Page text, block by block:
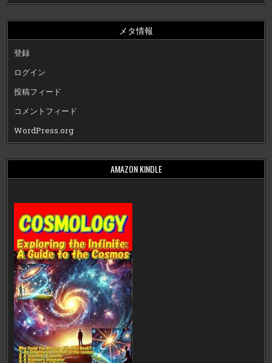
メタ情報
登録
ログイン
投稿フィード
コメントフィード
WordPress.org
AMAZON KINDLE